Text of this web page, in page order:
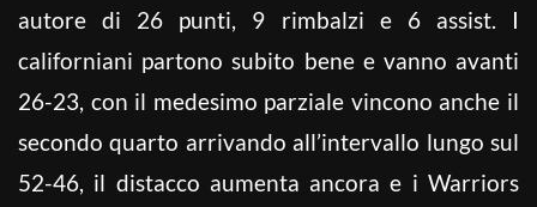
autore di 26 punti, 9 rimbalzi e 6 assist. I
californiani partono subito bene e vanno avanti
26-23, con il medesimo parziale vincono anche il
secondo quarto arrivando all’intervallo lungo sul
52-46, il distacco aumenta ancora e i Warriors